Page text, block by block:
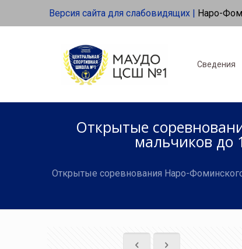
Версия сайта для слабовидящих | Наро-
Сведения
Открытые
мальчиков до
Открытые соревнования Наро-